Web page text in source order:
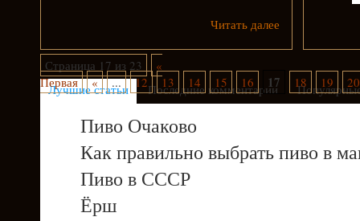
Читать далее
Страница 17 из 23
«
Первая
« ... 12 13 14 15 16 17 18 19 20
Лучшие статьи Последние комментарии
Пиво Очаково
Как правильно выбрать пиво в
Пиво в СССР
Ёрш